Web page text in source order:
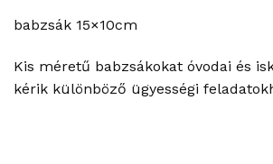
babzsák 15×10cm
Kis méretű babzsákokat óvodai és
kérik különböző ügyességi